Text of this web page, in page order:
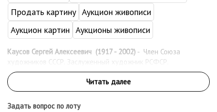
Продать картину Аукцион живописи
Аукцион картин Аукционы живописи
Каусов Сергей Алексеевич (1917 - 2002) - Член Союза
художников СССР. Заслуженный художник РСФСР.
Задать вопрос по лоту